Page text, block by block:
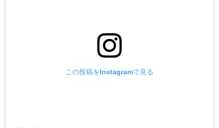
この投稿をInstagramで見る